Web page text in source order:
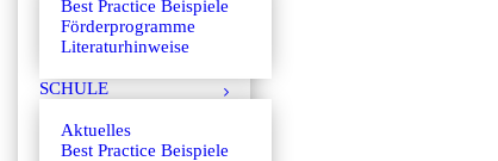
Best Practice Beispiele
Förderprogramme
Literaturhinweise
SCHULE
Aktuelles
Best Practice Beispiele